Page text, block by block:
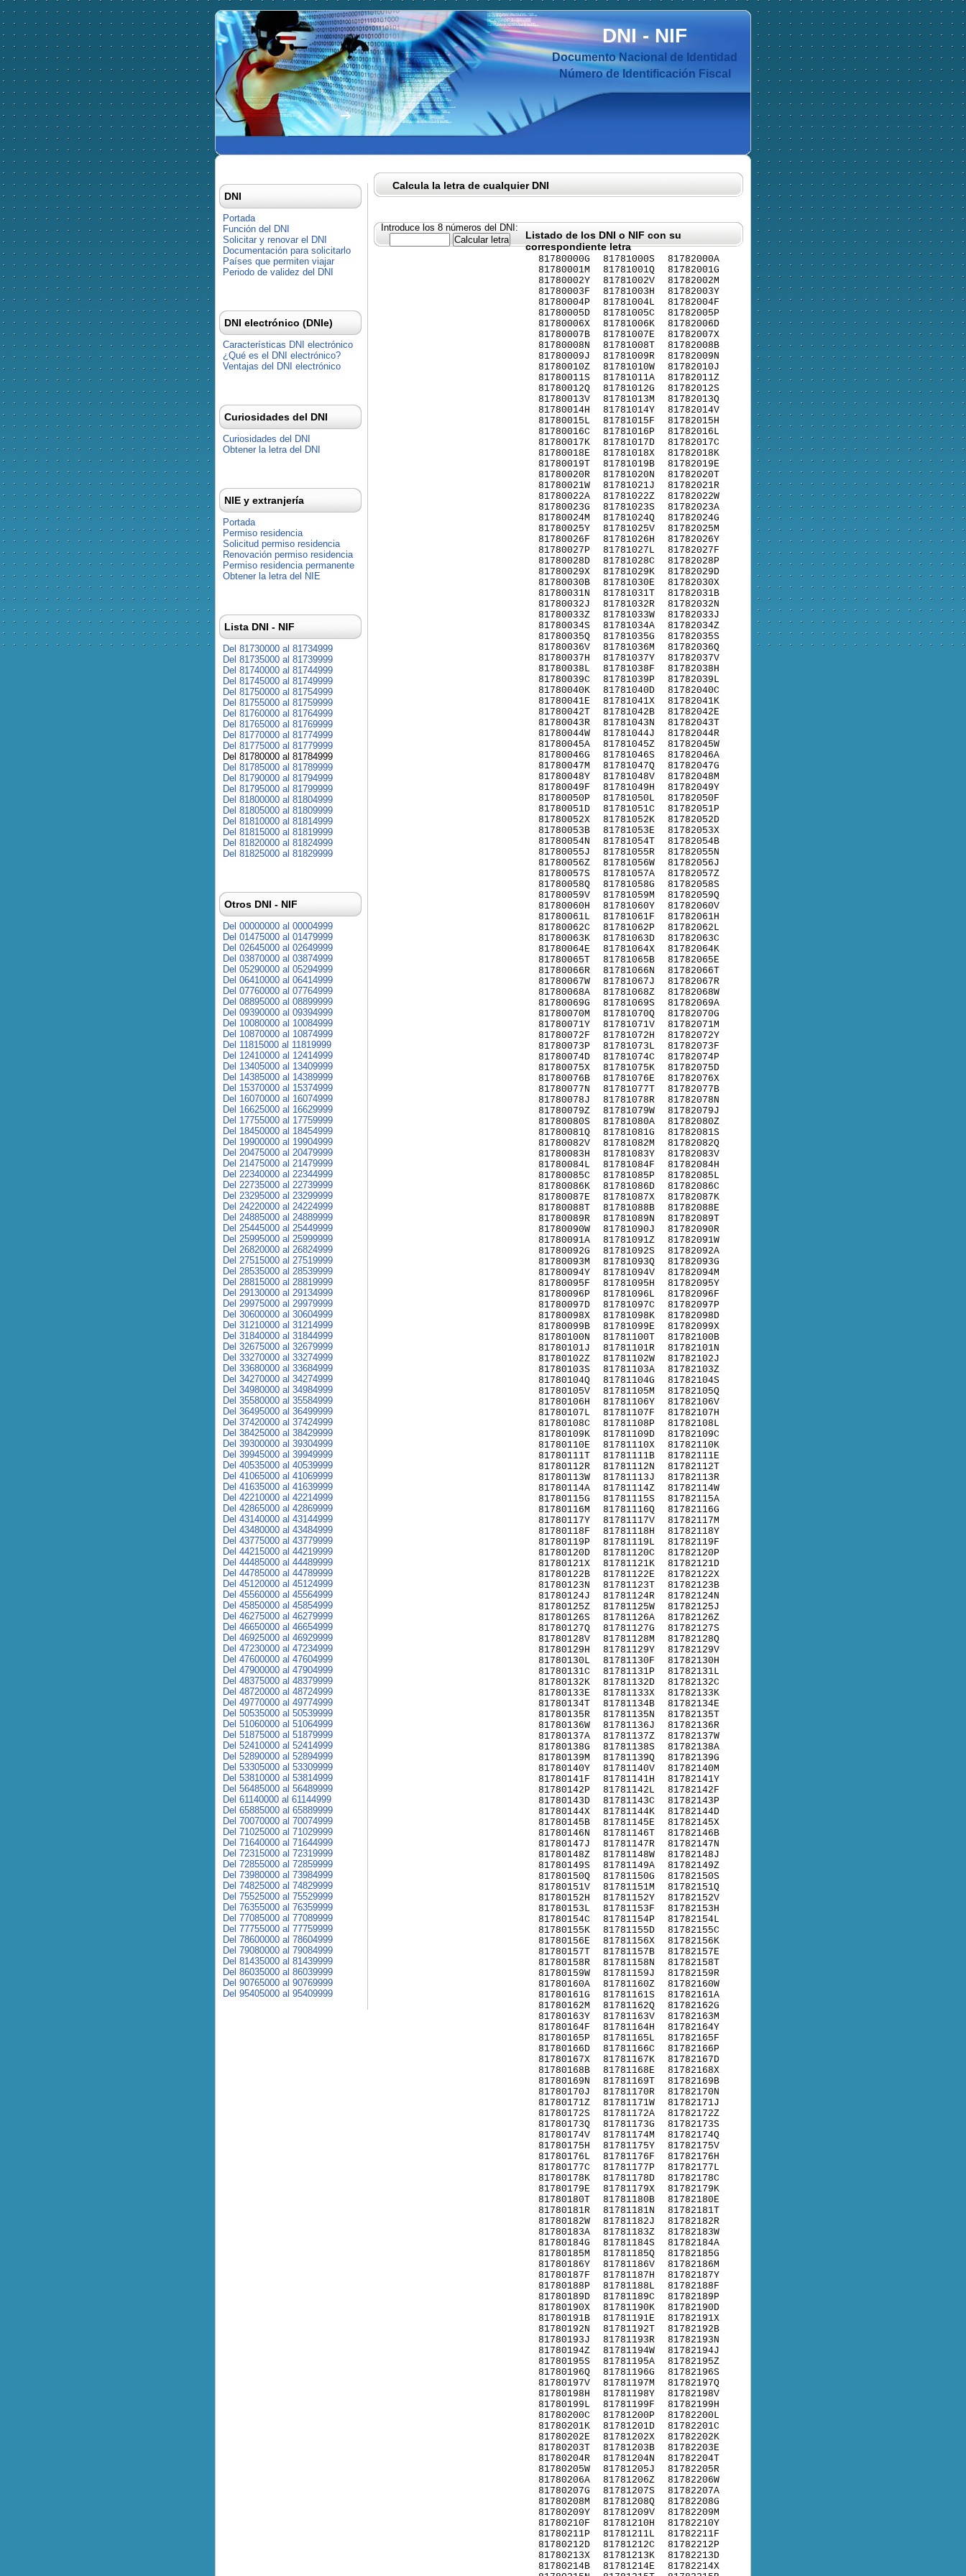
DNI-NIF
Documento Nacional de Identidad
Número de Identificación Fiscal
Calcula la letra de cualquier DNI
Introduce los 8 números del DNI:
Listado de los DNI o NIF con su
correspondiente letra
81780000G
81780001M
81780002Y
81780003F
81780004P
81780005D
81780006X
81780007B
81780008N
81780009J
81780010Z
81780011S
81780012Q
81780013V
81780014H
81780015L
81780016C
81780017K
81780018E
81780019T
81780020R
81780021W
81780022A
81780023G
81780024M
81780025Y
81780026F
81780027P
81780028D
81780029X
81780030B
81780031N
81780032J
81780033Z
81780034S
81780035Q
81780036V
81780037H
81780038L
81780039C
81780040K
81780041E
81780042T
81780043R
81780044W
81780045A
81780046G
81780047M
81780048Y
81780049F
81780050P
81780051D
81780052X
81780053B
81780054N
81780055J
81780056Z
81780057S
81780058Q
81780059V
81780060H
81780061L
81780062C
81780063K
81780064E
81780065T
81780066R
81780067W
81780068A
81780069G
81780070M
81780071Y
81780072F
81780073P
81780074D
81780075X
81780076B
81780077N
81780078J
81780079Z
81780080S
81780081Q
81780082V
81780083H
81780084L
81780085C
81780086K
81780087E
81780088T
81780089R
81780090W
81780091A
81780092G
81780093M
81780094Y
81780095F
81780096P
81780097D
81780098X
81780099B
81780100N
81780101J
81780102Z
81780103S
81780104Q
81780105V
81780106H
81780107L
81780108C
81780109K
81780110E
81780111T
81780112R
81780113W
81780114A
81780115G
81780116M
81780117Y
81780118F
81780119P
81780120D
81780121X
81780122B
81780123N
81780124J
81780125Z
81780126S
81780127Q
81780128V
81780129H
81780130L
81780131C
81780132K
81780133E
81780134T
81780135R
81780136W
81780137A
81780138G
81780139M
81780140Y
81780141F
81780142P
81780143D
81780144X
81780145B
81780146N
81780147J
81780148Z
81780149S
81780150Q
81780151V
81780152H
81780153L
81780154C
81780155K
81780156E
81780157T
81780158R
81780159W
81780160A
81780161G
81780162M
81780163Y
81780164F
81780165P
81780166D
81780167X
81780168B
81780169N
81780170J
81780171Z
81780172S
81780173Q
81780174V
81780175H
81780176L
81780177C
81780178K
81780179E
81780180T
81780181R
81780182W
81780183A
81780184G
81780185M
81780186Y
81780187F
81780188P
81780189D
81780190X
81780191B
81780192N
81780193J
81780194Z
81780195S
81780196Q
81780197V
81780198H
81780199L
81780200C
81780201K
81780202E
81780203T
81780204R
81780205W
81780206A
81780207G
81780208M
81780209Y
81780210F
81780211P
81780212D
81780213X
81780214B
81781000S
81781001Q
81781002V
81781003H
81781004L
81781005C
81781006K
81781007E
81781008T
81781009R
81781010W
81781011A
81781012G
81781013M
81781014Y
81781015F
81781016P
81781017D
81781018X
81781019B
81781020N
81781021J
81781022Z
81781023S
81781024Q
81781025V
81781026H
81781027L
81781028C
81781029K
81781030E
81781031T
81781032R
81781033W
81781034A
81781035G
81781036M
81781037Y
81781038F
81781039P
81781040D
81781041X
81781042B
81781043N
81781044J
81781045Z
81781046S
81781047Q
81781048V
81781049H
81781050L
81781051C
81781052K
81781053E
81781054T
81781055R
81781056W
81781057A
81781058G
81781059M
81781060Y
81781061F
81781062P
81781063D
81781064X
81781065B
81781066N
81781067J
81781068Z
81781069S
81781070Q
81781071V
81781072H
81781073L
81781074C
81781075K
81781076E
81781077T
81781078R
81781079W
81781080A
81781081G
81781082M
81781083Y
81781084F
81781085P
81781086D
81781087X
81781088B
81781089N
81781090J
81781091Z
81781092S
81781093Q
81781094V
81781095H
81781096L
81781097C
81781098K
81781099E
81781100T
81781101R
81781102W
81781103A
81781104G
81781105M
81781106Y
81781107F
81781108P
81781109D
81781110X
81781111B
81781112N
81781113J
81781114Z
81781115S
81781116Q
81781117V
81781118H
81781119L
81781120C
81781121K
81781122E
81781123T
81781124R
81781125W
81781126A
81781127G
81781128M
81781129Y
81781130F
81781131P
81781132D
81781133X
81781134B
81781135N
81781136J
81781137Z
81781138S
81781139Q
81781140V
81781141H
81781142L
81781143C
81781144K
81781145E
81781146T
81781147R
81781148W
81781149A
81781150G
81781151M
81781152Y
81781153F
81781154P
81781155D
81781156X
81781157B
81781158N
81781159J
81781160Z
81781161S
81781162Q
81781163V
81781164H
81781165L
81781166C
81781167K
81781168E
81781169T
81781170R
81781171W
81781172A
81781173G
81781174M
81781175Y
81781176F
81781177P
81781178D
81781179X
81781180B
81781181N
81781182J
81781183Z
81781184S
81781185Q
81781186V
81781187H
81781188L
81781189C
81781190K
81781191E
81781192T
81781193R
81781194W
81781195A
81781196G
81781197M
81781198Y
81781199F
81781200P
81781201D
81781202X
81781203B
81781204N
81781205J
81781206Z
81781207S
81781208Q
81781209V
81781210H
81781211L
81781212C
81781213K
81781214E
81782000A
81782001G
81782002M
81782003Y
81782004F
81782005P
81782006D
81782007X
81782008B
81782009N
81782010J
81782011Z
81782012S
81782013Q
81782014V
81782015H
81782016L
81782017C
81782018K
81782019E
81782020T
81782021R
81782022W
81782023A
81782024G
81782025M
81782026Y
81782027F
81782028P
81782029D
81782030X
81782031B
81782032N
81782033J
81782034Z
81782035S
81782036Q
81782037V
81782038H
81782039L
81782040C
81782041K
81782042E
81782043T
81782044R
81782045W
81782046A
81782047G
81782048M
81782049Y
81782050F
81782051P
81782052D
81782053X
81782054B
81782055N
81782056J
81782057Z
81782058S
81782059Q
81782060V
81782061H
81782062L
81782063C
81782064K
81782065E
81782066T
81782067R
81782068W
81782069A
81782070G
81782071M
81782072Y
81782073F
81782074P
81782075D
81782076X
81782077B
81782078N
81782079J
81782080Z
81782081S
81782082Q
81782083V
81782084H
81782085L
81782086C
81782087K
81782088E
81782089T
81782090R
81782091W
81782092A
81782093G
81782094M
81782095Y
81782096F
81782097P
81782098D
81782099X
81782100B
81782101N
81782102J
81782103Z
81782104S
81782105Q
81782106V
81782107H
81782108L
81782109C
81782110K
81782111E
81782112T
81782113R
81782114W
81782115A
81782116G
81782117M
81782118Y
81782119F
81782120P
81782121D
81782122X
81782123B
81782124N
81782125J
81782126Z
81782127S
81782128Q
81782129V
81782130H
81782131L
81782132C
81782133K
81782134E
81782135T
81782136R
81782137W
81782138A
81782139G
81782140M
81782141Y
81782142F
81782143P
81782144D
81782145X
81782146B
81782147N
81782148J
81782149Z
81782150S
81782151Q
81782152V
81782153H
81782154L
81782155C
81782156K
81782157E
81782158T
81782159R
81782160W
81782161A
81782162G
81782163M
81782164Y
81782165F
81782166P
81782167D
81782168X
81782169B
81782170N
81782171J
81782172Z
81782173S
81782174Q
81782175V
81782176H
81782177L
81782178C
81782179K
81782180E
81782181T
81782182R
81782183W
81782184A
81782185G
81782186M
81782187Y
81782188F
81782189P
81782190D
81782191X
81782192B
81782193N
81782194J
81782195Z
81782196S
81782197Q
81782198V
81782199H
81782200L
81782201C
81782202K
81782203E
81782204T
81782205R
81782206W
81782207A
81782208G
81782209M
81782210Y
81782211F
81782212P
81782213D
81782214X
DNI
Portada
Función del DNI
Solicitar y renovar el DNI
Documentación para solicitarlo
Países que permiten viajar
Periodo de validez del DNI
DNI electrónico (DNIe)
Características DNI electrónico
¿Qué es el DNI electrónico?
Ventajas del DNI electrónico
Curiosidades del DNI
Curiosidades del DNI
Obtener la letra del DNI
NIE y extranjería
Portada
Permiso residencia
Solicitud permiso residencia
Renovación permiso residencia
Permiso residencia permanente
Obtener la letra del NIE
Lista DNI - NIF
Del 81730000 al 81734999
Del 81735000 al 81739999
Del 81740000 al 81744999
Del 81745000 al 81749999
Del 81750000 al 81754999
Del 81755000 al 81759999
Del 81760000 al 81764999
Del 81765000 al 81769999
Del 81770000 al 81774999
Del 81775000 al 81779999
Del 81780000 al 81784999
Del 81785000 al 81789999
Del 81790000 al 81794999
Del 81795000 al 81799999
Del 81800000 al 81804999
Del 81805000 al 81809999
Del 81810000 al 81814999
Del 81815000 al 81819999
Del 81820000 al 81824999
Del 81825000 al 81829999
Otros DNI - NIF
Del 00000000 al 00004999
Del 01475000 al 01479999
Del 02645000 al 02649999
Del 03870000 al 03874999
Del 05290000 al 05294999
Del 06410000 al 06414999
Del 07760000 al 07764999
Del 08895000 al 08899999
Del 09390000 al 09394999
Del 10080000 al 10084999
Del 10870000 al 10874999
Del 11815000 al 11819999
Del 12410000 al 12414999
Del 13405000 al 13409999
Del 14385000 al 14389999
Del 15370000 al 15374999
Del 16070000 al 16074999
Del 16625000 al 16629999
Del 17755000 al 17759999
Del 18450000 al 18454999
Del 19900000 al 19904999
Del 20475000 al 20479999
Del 21475000 al 21479999
Del 22340000 al 22344999
Del 22735000 al 22739999
Del 23295000 al 23299999
Del 24220000 al 24224999
Del 24885000 al 24889999
Del 25445000 al 25449999
Del 25995000 al 25999999
Del 26820000 al 26824999
Del 27515000 al 27519999
Del 28535000 al 28539999
Del 28815000 al 28819999
Del 29130000 al 29134999
Del 29975000 al 29979999
Del 30600000 al 30604999
Del 31210000 al 31214999
Del 31840000 al 31844999
Del 32675000 al 32679999
Del 33270000 al 33274999
Del 33680000 al 33684999
Del 34270000 al 34274999
Del 34980000 al 34984999
Del 35580000 al 35584999
Del 36495000 al 36499999
Del 37420000 al 37424999
Del 38425000 al 38429999
Del 39300000 al 39304999
Del 39945000 al 39949999
Del 40535000 al 40539999
Del 41065000 al 41069999
Del 41635000 al 41639999
Del 42210000 al 42214999
Del 42865000 al 42869999
Del 43140000 al 43144999
Del 43480000 al 43484999
Del 43775000 al 43779999
Del 44215000 al 44219999
Del 44485000 al 44489999
Del 44785000 al 44789999
Del 45120000 al 45124999
Del 45560000 al 45564999
Del 45850000 al 45854999
Del 46275000 al 46279999
Del 46650000 al 46654999
Del 46925000 al 46929999
Del 47230000 al 47234999
Del 47600000 al 47604999
Del 47900000 al 47904999
Del 48375000 al 48379999
Del 48720000 al 48724999
Del 49770000 al 49774999
Del 50535000 al 50539999
Del 51060000 al 51064999
Del 51875000 al 51879999
Del 52410000 al 52414999
Del 52890000 al 52894999
Del 53305000 al 53309999
Del 53810000 al 53814999
Del 56485000 al 56489999
Del 61140000 al 61144999
Del 65885000 al 65889999
Del 70070000 al 70074999
Del 71025000 al 71029999
Del 71640000 al 71644999
Del 72315000 al 72319999
Del 72855000 al 72859999
Del 73980000 al 73984999
Del 74825000 al 74829999
Del 75525000 al 75529999
Del 76355000 al 76359999
Del 77085000 al 77089999
Del 77755000 al 77759999
Del 78600000 al 78604999
Del 79080000 al 79084999
Del 81435000 al 81439999
Del 86035000 al 86039999
Del 90765000 al 90769999
Del 95405000 al 95409999